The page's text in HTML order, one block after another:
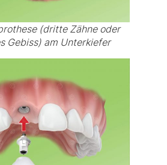
(dritte Zähne oder
Gebiss) am Unterkiefer